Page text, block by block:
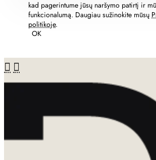
kad pagerintume jūsų naršymo patirtį ir
funkcionalumą. Daugiau sužinokite mūsų
politikoje.
OK